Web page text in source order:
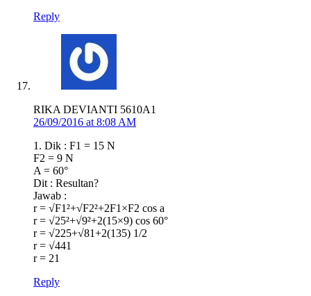
Reply
RIKA DEVIANTI 5610A1
26/09/2016 at 8:08 AM
1. Dik : F1 = 15 N
F2 = 9 N
A = 60°
Dit : Resultan?
Jawab :
r = √F1²+√F2²+2F1×F2 cos a
r = √25²+√9²+2(15×9) cos 60°
r = √225+√81+2(135) 1/2
r = √441
r = 21
Reply